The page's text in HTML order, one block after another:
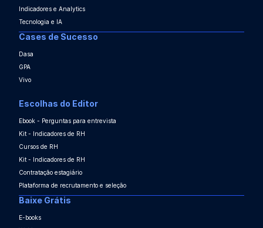
Indicadores e Analytics
Tecnologia e IA
Cases de Sucesso
Dasa
GPA
Vivo
Escolhas do Editor
Ebook - Perguntas para entrevista
Kit - Indicadores de RH
Cursos de RH
Kit - Indicadores de RH
Contratação estagiário
Plataforma de recrutamento e seleção
Baixe Grátis
E-books